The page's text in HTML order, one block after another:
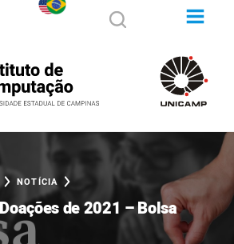
NOTÍCIA
de 2021 – Bolsa